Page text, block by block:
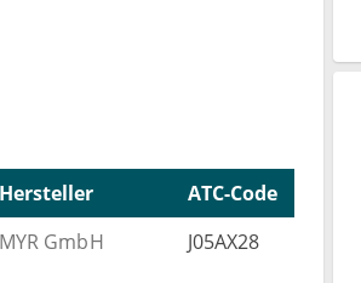
Hersteller
ATC-Code
MYR GmbH
J05AX28